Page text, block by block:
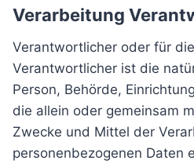
Verarbeitung
Verantwortlicher oder für
Verantwortlicher ist die
Person, Behörde,
die allein oder gemeinsam
Zwecke und Mittel der
personenbezogenen Daten